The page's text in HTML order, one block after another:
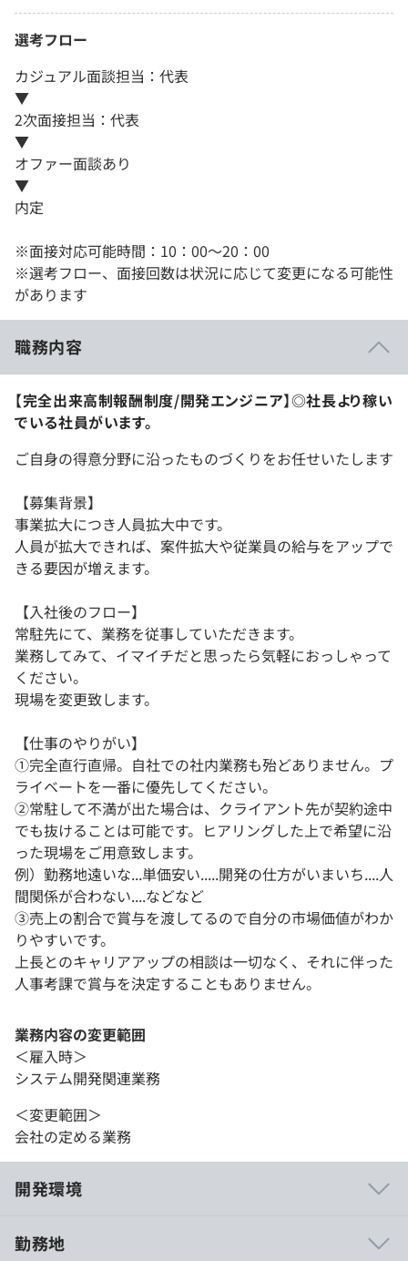
選考フロー
カジュアル面談担当：代表
▼
2次面接担当：代表
▼
オファー面談あり
▼
内定
※面接対応可能時間：10：00〜20：00
※選考フロー、面接回数は状況に応じて変更になる可能性
があります
職務内容
【完全出来高制報酬制度/開発エンジニア】◎社長より稼い
でいる社員がいます。
ご自身の得意分野に沿ったものづくりをお任せいたします
【募集背景】
事業拡大につき人員拡大中です。
人員が拡大できれば、案件拡大や従業員の給与をアップで
きる要因が増えます。
【入社後のフロー】
常駐先にて、業務を従事していただきます。
業務してみて、イマイチだと思ったら気軽におっしゃって
ください。
現場を変更致します。
【仕事のやりがい】
①完全直行直帰。自社での社内業務も殆どありません。プ
ライベートを一番に優先してください。
②常駐して不満が出た場合は、クライアント先が契約途中
でも抜けることは可能です。ヒアリングした上で希望に沿
った現場をご用意致します。
例）勤務地遠いな...単価安い.....開発の仕方がいまいち....人
間関係が合わない....などなど
③売上の割合で賞与を渡してるので自分の市場価値がわか
りやすいです。
上長とのキャリアアップの相談は一切なく、それに伴った
人事考課で賞与を決定することもありません。
業務内容の変更範囲
＜雇入時＞
システム開発関連業務
＜変更範囲＞
会社の定める業務
開発環境
勤務地